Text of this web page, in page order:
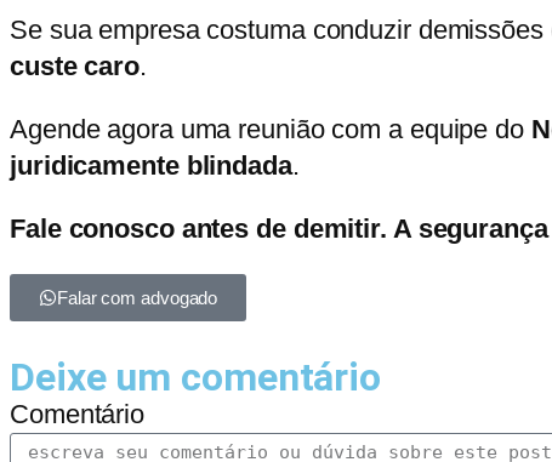
Se sua empresa costuma conduzir
custe caro.
Agende agora uma reunião com a equipe do
juridicamente blindada.
Fale conosco antes de demitir. A
Falar com advogado
Deixe um comentário
Comentário